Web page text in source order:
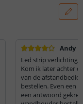
Andy
Led strip verlichting
Kom ik later achter
van de
bestellen. Even een
een antwoord